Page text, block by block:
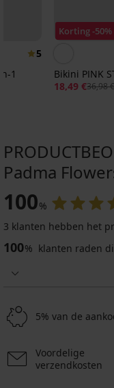
5
1
Korting -50%
Bikini PINK
18,49 €36,98 €
Padma
100%
3 klanten hebben het
100% klanten raden
5% van de
Voordelige
verzendkosten